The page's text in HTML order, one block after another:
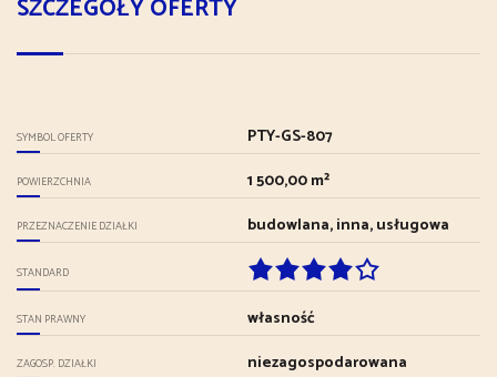
SZCZEGÓŁY OFERTY
SYMBOL OFERTY PTY-GS-807
POWIERZCHNIA 1 500,00 m²
PRZEZNACZENIE DZIAŁKI budowlana, inna, usługowa
STANDARD
STAN PRAWNY własność
ZAGOSP. DZIAŁKI niezagospodarowana